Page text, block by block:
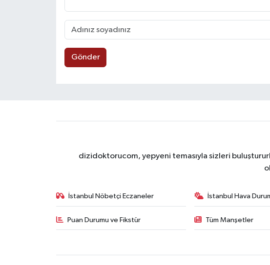
Gönder
dizidoktorucom, yepyeni temasıyla sizleri
İstanbul Nöbetçi Eczaneler İstanbul Hava
Puan Durumu ve Fikstür Tüm Manşetler